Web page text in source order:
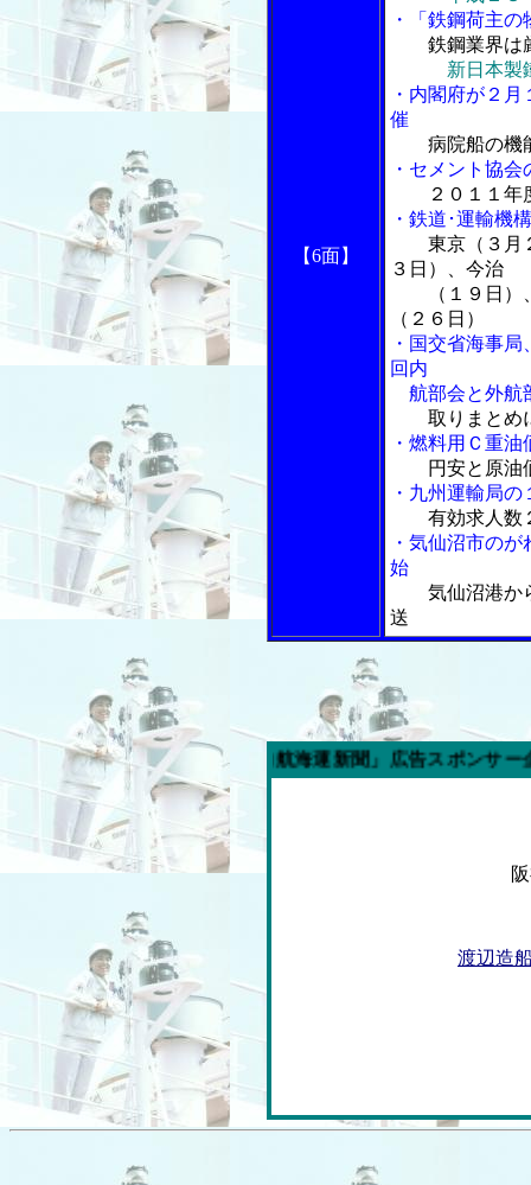
【6面】
・「鉄鋼荷主
鉄鋼業界は
新日本
・内閣府が２
催
病院船の機
・セメント協
２０１１
・鉄道･運輸機
東京（３月
３日）、今治
（１９日）、
（２６日）
・国交省海事
回内
航部会と外航
取りまとめ
・燃料用Ｃ重
円安と原油
・九州運輸局
有効求人数
・気仙沼市の
始
気仙沼港か
送
今週の「内航海運新聞」広告スポンサー企業
渡辺造